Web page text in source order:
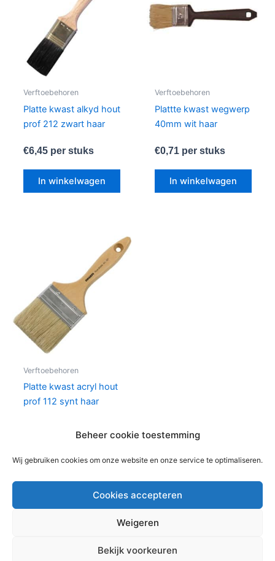
Beheer cookie toestemming
Wij gebruiken cookies om onze website en onze service te optimaliseren.
Cookies accepteren
Weigeren
Bekijk voorkeuren
Verftoebehoren
Platte kwast alkyd hout
prof 212 zwart haar
€6,45per stuks
In winkelwagen
Verftoebehoren
Plattte kwast wegwerp
40mm wit haar
€0,71per stuks
In winkelwagen
Verftoebehoren
Platte kwast acryl hout
prof 112 synt haar
In winkelwagen
doorAstra WordPress thema